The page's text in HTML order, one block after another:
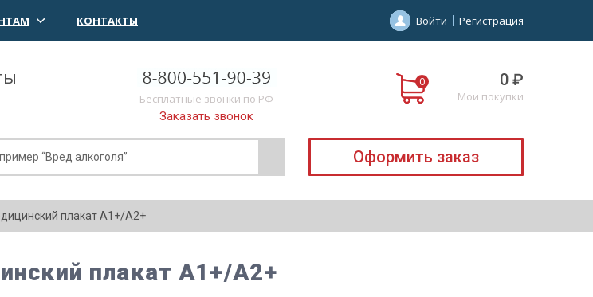
КОНТАКТЫ Войти Регистрация
Бесплатные звонки по РФ
Заказать звонок
0 ₽
Мои покупки
Оформить заказ
плакат А1+/A2+
плакат А1+/A2+